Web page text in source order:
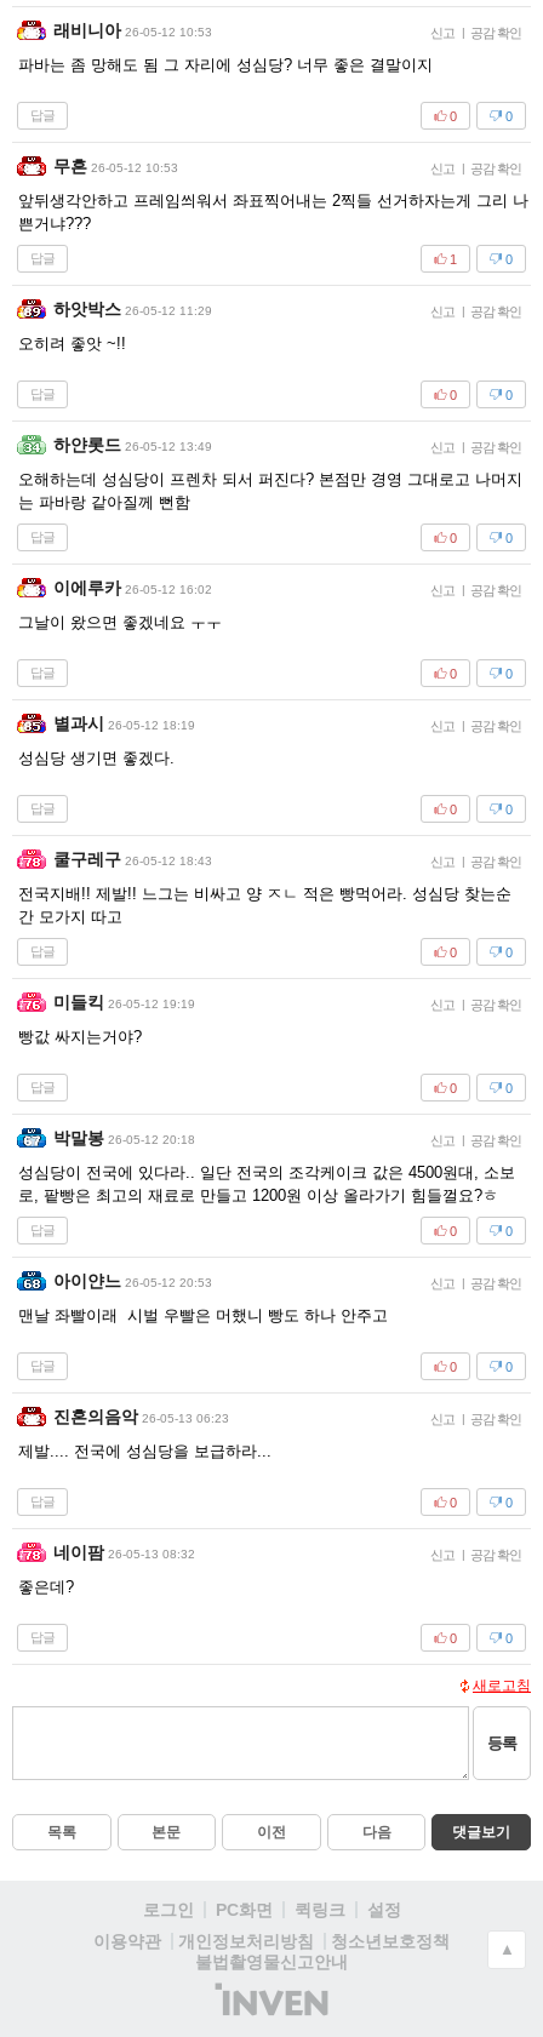
래비니아 26-05-12 10:53 신고 | 공감 확인
파바는 좀 망해도 됨 그 자리에 성심당? 너무 좋은 결말이지
답글 0
0
무흔 26-05-12 10:53 신고 | 공감 확인
앞뒤생각안하고 프레임씌워서 좌표찍어내는 2찍들 선거하자는게 그리 나
쁜거냐???
답글 0
1
하앗박스 26-05-12 11:29 신고 | 공감 확인
오히려 좋앗 ~!!
답글 0
0
하얀롯드 26-05-12 13:49 신고 | 공감 확인
오해하는데 성심당이 프렌차 되서 퍼진다? 본점만 경영 그대로고 나머지
는 파바랑 같아질께 뻔함
답글 0
0
이에루카 26-05-12 16:02 신고 | 공감 확인
그날이 왔으면 좋겠네요 ㅜㅜ
답글 0
0
별과시 26-05-12 18:19 신고 | 공감 확인
성심당 생기면 좋겠다.
답글 0
0
쿨구레구 26-05-12 18:43 신고 | 공감 확인
전국지배!! 제발!! 느그는 비싸고 양 ㅈㄴ 적은 빵먹어라. 성심당 찾는순
간 모가지 따고
답글 0
0
미들킥 26-05-12 19:19 신고 | 공감 확인
빵값 싸지는거야?
답글 0
0
박말봉 26-05-12 20:18 신고 | 공감 확인
성심당이 전국에 있다라.. 일단 전국의 조각케이크 값은 4500원대, 소보
로, 팥빵은 최고의 재료로 만들고 1200원 이상 올라가기 힘들껄요?ㅎ
답글 0
0
아이얀느 26-05-12 20:53 신고 | 공감 확인
맨날 좌빨이래 시벌 우빨은 머했니 빵도 하나 안주고
답글 0
0
진혼의음악 26-05-13 06:23 신고 | 공감 확인
제발.... 전국에 성심당을 보급하라...
답글 0
0
네이팜 26-05-13 08:32 신고 | 공감 확인
좋은데?
답글 0
0
새로고침
등록
목록 본문 이전 다음 댓글보기
로그인 PC화면 퀵링크
설정
이용약관
개인정보처리방침
청소년보호정책
불법촬영물신고안내
(주)
인
▲